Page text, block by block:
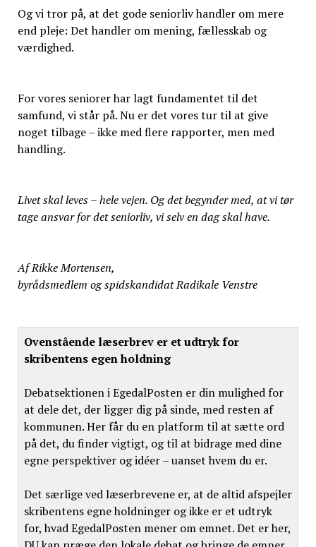
Og vi tror på, at det gode seniorliv handler om mere
end pleje: Det handler om mening, fællesskab og
værdighed.
For vores seniorer har lagt fundamentet til det
samfund, vi står på. Nu er det vores tur til at give
noget tilbage – ikke med flere rapporter, men med
handling.
Livet skal leves – hele vejen. Og det begynder med, at vi tør
tage ansvar for det seniorliv, vi selv en dag skal have.
Af Rikke Mortensen,
byrådsmedlem og spidskandidat Radikale Venstre
Ovenstående læserbrev er et udtryk for
skribentens egen holdning
Debatsektionen i EgedalPosten er din mulighed for
at dele det, der ligger dig på sinde, med resten af
kommunen. Her får du en platform til at sætte ord
på det, du finder vigtigt, og til at bidrage med dine
egne perspektiver og idéer – uanset hvem du er.
Det særlige ved læserbrevene er, at de altid afspejler
skribentens egne holdninger og ikke er et udtryk
for, hvad EgedalPosten mener om emnet. Det er her,